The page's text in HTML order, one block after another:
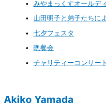
みやまっくすオールデ
山田明子と弟子たちに
七夕フェスタ
晩餐会
チャリティーコンサート
Akiko Yamada